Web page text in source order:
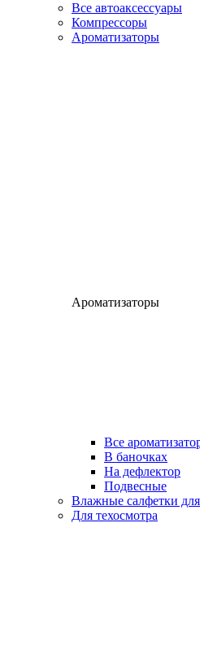
Все автоаксессуары
Компрессоры
Ароматизаторы
Ароматизаторы
Все
В баночках
На дефлектор
Подвесные
Влажные салфетки
Для техосмотра